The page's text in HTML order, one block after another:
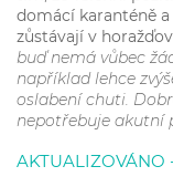
domácí karanténě
zůstávají v
buď nemá vůbec
například lehce
oslabení chuti.
nepotřebuje akutní
AKTUALIZOVÁNO